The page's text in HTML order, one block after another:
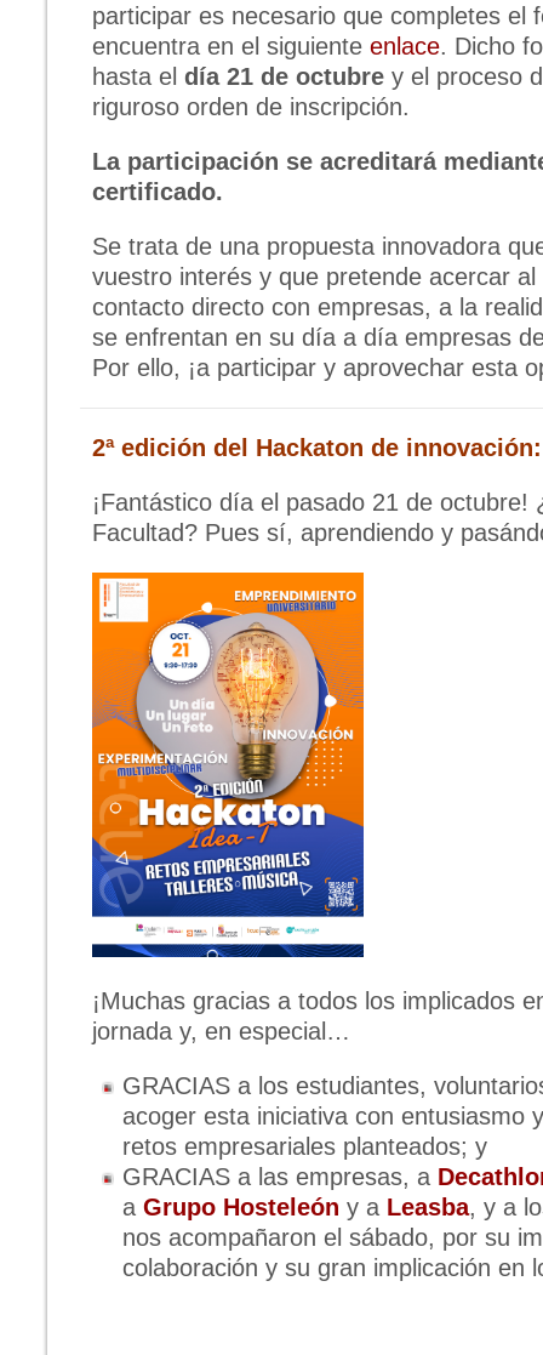
participar es necesario que completes el
encuentra en el siguiente enlace. Dicho
hasta el día 21 de octubre y el proceso
riguroso orden de inscripción.
La participación se acreditará
certificado.
Se trata de una propuesta innovadora
vuestro interés y que pretende acercar
contacto directo con empresas, a la
se enfrentan en su día a día empresas
Por ello, ¡a participar y aprovechar esta
2ª edición del Hackaton de
¡Fantástico día el pasado 21 de octubre!
Facultad? Pues sí, aprendiendo y
¡Muchas gracias a todos los implicados
jornada y, en especial…
GRACIAS a los estudiantes,
acoger esta iniciativa con entusiasmo
retos empresariales planteados; y
GRACIAS a las empresas, a
a Grupo Hosteleón y a Leasba, y a
nos acompañaron el sábado, por su
colaboración y su gran implicación en